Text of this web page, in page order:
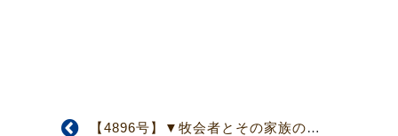
【4896号】▼牧会者とその家族のための相談室委員会▲ 3月より相談受付を開始